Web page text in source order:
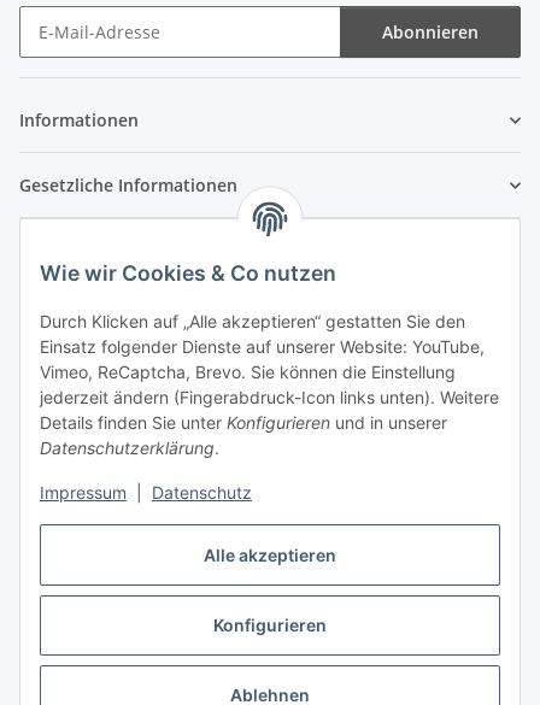
Alle akzeptieren
Konfigurieren
Ablehnen
Wie wir Cookies & Co nutzen
Durch Klicken auf „Alle akzeptieren“ gestatten Sie den
Einsatz folgender Dienste auf unserer Website: YouTube,
Vimeo, ReCaptcha, Brevo. Sie können die Einstellung
jederzeit ändern (Fingerabdruck-Icon links unten). Weitere
Details finden Sie unter Konfigurieren und in unserer
Datenschutzerklärung.
Impressum Datenschutz
Abonnieren
Informationen
Gesetzliche Informationen
Vertrag widerrufen
* Alle Preise inkl. gesetzlicher USt., zzgl.Versand